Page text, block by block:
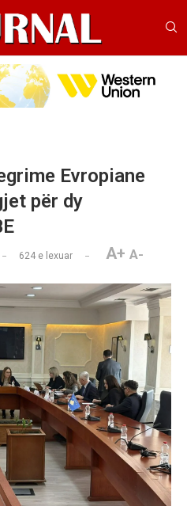
Evropiane
për dy
624 e lexuar A+ A-